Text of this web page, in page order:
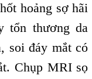
hoảng sợ hãi
tổn thương da
soi đáy mắt có
Chụp MRI sọ